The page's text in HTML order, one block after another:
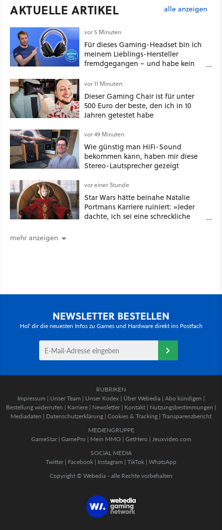
AKTUELLE ARTIKEL alle anzeigen
vor 5 Minuten
Für dieses Gaming-Headset bin ich
meinem Lieblings-Hersteller
fremdgegangen – und habe kein
vor 11 Minuten
Dieser Gaming Chair ist für unter
500 Euro der beste, den ich in 10
Jahren getestet habe
vor 49 Minuten
Wie günstig man HiFi-Sound
bekommen kann, haben mir diese
Stereo-Lautsprecher gezeigt
vor einer Stunde
Star Wars hätte beinahe Natalie
Portmans Karriere ruiniert: »Jeder
dachte, ich sei eine schreckliche
mehr anzeigen
NEWSLETTER BESTELLEN
Hol' dir die neuesten Infos zu Games und Hardware direkt ins Postfach
RUBRIKEN
Impressum | Unser Team | Unser Kodex | Über Webedia | Abo kündigen |
Bestellung widerrufen | Karriere | Newsletter | Kontakt | Nutzungsbestimmungen |
Mediadaten | Datenschutzerklärung | Cookies & Tracking | Transparenzbericht
MEDIENGRUPPE
GameStar| GamePro | Mein MMO | GetHero | Jeuxvideo.com
SOCIAL MEDIA
Twitter | Facebook | Instagram | TikTok | WhatsApp
Copyright © Webedia - alle Rechte vorbehalten